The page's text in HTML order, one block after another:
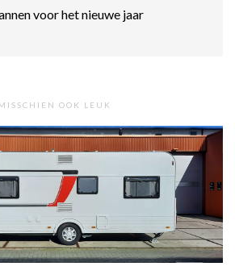
voor het nieuwe jaar
OOK LEUK